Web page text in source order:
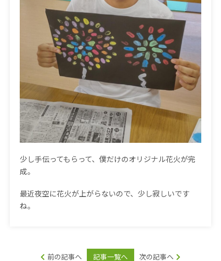
少し手伝ってもらって、僕だけのオリジナル花火が完
成。
最近夜空に花火が上がらないので、少し寂しいです
ね。
前の記事へ 記事一覧へ 次の記事へ